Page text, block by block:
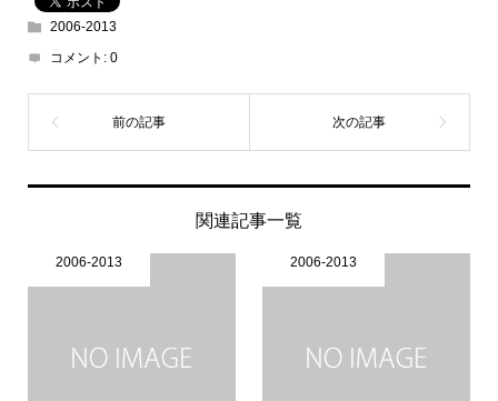
2006-2013
コメント: 0
関連記事一覧
2006-2013 2006-2013